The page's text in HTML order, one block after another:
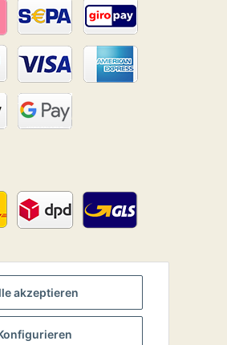
akzeptieren